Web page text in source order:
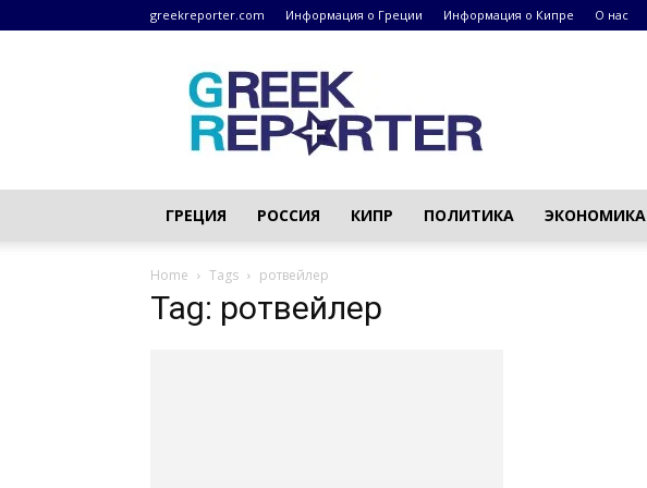
greekreporter.com Информация о Греции Информация о Кипре О нас
Греческие
новости
–
greekreporter.com
ГРЕЦИЯ РОССИЯ КИПР ПОЛИТИКА ЭКОНОМИКА
Home Tags ротвейлер
Tag: ротвейлер